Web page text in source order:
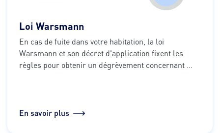
Loi Warsmann
En cas de fuite dans votre habitation, la loi
Warsmann et son décret d'application fixent les
règles pour obtenir un dégrèvement concernant
En savoir plus